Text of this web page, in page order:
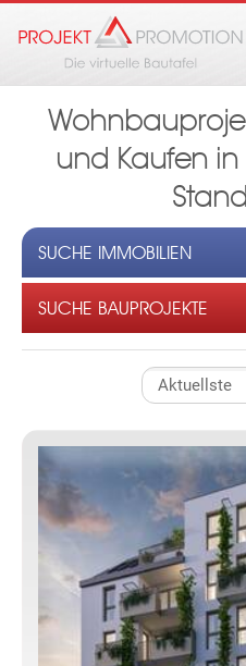
und Kaufen
SUCHE IMMOBILIEN
SUCHE BAUPROJEKTE